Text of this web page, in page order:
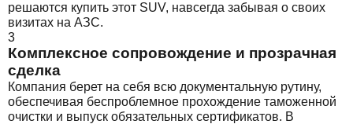
решаются купить этот SUV, навсегда забывая о своих
визитах на АЗС.
3
Комплексное сопровождение и прозрачная
сделка
Компания берет на себя всю документальную рутину,
обеспечивая беспроблемное прохождение таможенной
очистки и выпуск обязательных сертификатов. В